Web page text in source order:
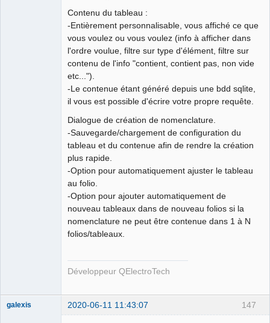
Contenu du tableau :
-Entièrement personnalisable, vous affiché ce que
vous voulez ou vous voulez (info à afficher dans
l'ordre voulue, filtre sur type d'élément, filtre sur
contenu de l'info "contient, contient pas, non vide
etc...").
-Le contenue étant généré depuis une bdd sqlite,
il vous est possible d'écrire votre propre requête.
Dialogue de création de nomenclature.
-Sauvegarde/chargement de configuration du
tableau et du contenue afin de rendre la création
plus rapide.
-Option pour automatiquement ajuster le tableau
au folio.
-Option pour ajouter automatiquement de
nouveau tableaux dans de nouveau folios si la
nomenclature ne peut être contenue dans 1 à N
folios/tableaux.
Développeur QElectroTech
147
galexis 2020-06-11 11:43:07